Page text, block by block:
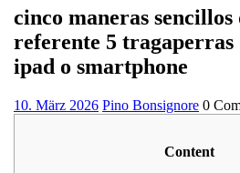
cinco maneras
referente 5
ipad o smartphone
10. März 202610.
Pino Bonsignore 0
Content